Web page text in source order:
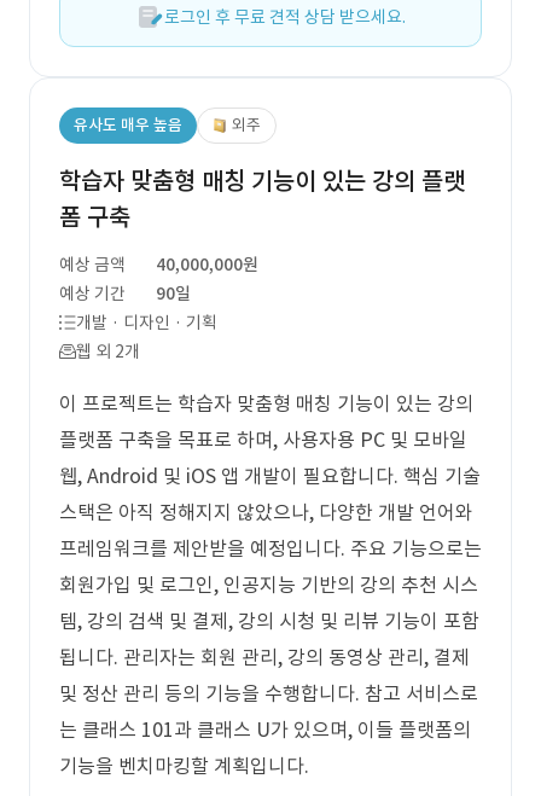
로그인 후 무료 견적 상담 받으세요.
유사도 매우 높음 외주
학습자 맞춤형 매칭 기능이 있는 강의 플랫
폼 구축
예상 금액
40,000,000원
예상 기간
90일
개발 · 디자인 · 기획
웹 외 2개
이 프로젝트는 학습자 맞춤형 매칭 기능이 있는 강의
플랫폼 구축을 목표로 하며, 사용자용 PC 및 모바일
웹, Android 및 iOS 앱 개발이 필요합니다. 핵심 기술
스택은 아직 정해지지 않았으나, 다양한 개발 언어와
프레임워크를 제안받을 예정입니다. 주요 기능으로는
회원가입 및 로그인, 인공지능 기반의 강의 추천 시스
템, 강의 검색 및 결제, 강의 시청 및 리뷰 기능이 포함
됩니다. 관리자는 회원 관리, 강의 동영상 관리, 결제
및 정산 관리 등의 기능을 수행합니다. 참고 서비스로
는 클래스 101과 클래스 U가 있으며, 이들 플랫폼의
기능을 벤치마킹할 계획입니다.